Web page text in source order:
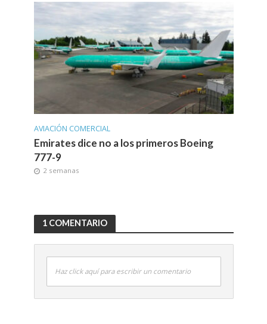
AVIACIÓN COMERCIAL
Emirates dice no a los primeros Boeing
777-9
2 semanas
1 COMENTARIO
Haz click aquí para escribir un comentario